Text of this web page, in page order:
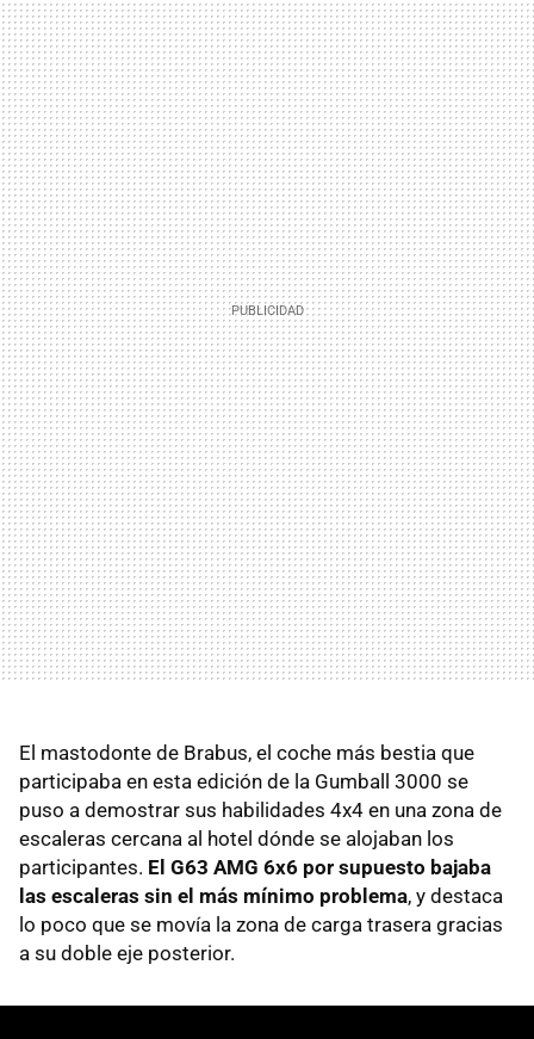
El mastodonte de Brabus, el coche más bestia que
participaba en esta edición de la Gumball 3000 se
puso a demostrar sus habilidades 4x4 en una zona de
escaleras cercana al hotel dónde se alojaban los
participantes. El G63 AMG 6x6 por supuesto bajaba
las escaleras sin el más mínimo problema, y destaca
lo poco que se movía la zona de carga trasera gracias
a su doble eje posterior.